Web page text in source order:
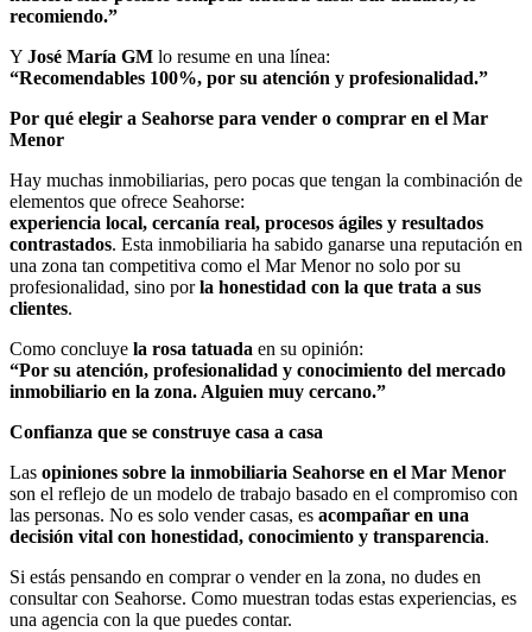
recomiendo.”
Y José María GM lo resume en una línea:
“Recomendables 100%, por su atención y profesionalidad.”
Por qué elegir a Seahorse para vender o comprar en el Mar
Menor
Hay muchas inmobiliarias, pero pocas que tengan la combinación de
elementos que ofrece Seahorse:
experiencia local, cercanía real, procesos ágiles y resultados
contrastados. Esta inmobiliaria ha sabido ganarse una reputación en
una zona tan competitiva como el Mar Menor no solo por su
profesionalidad, sino porla honestidad con la que trata a sus
clientes.
Como concluye la rosa tatuada en su opinión:
“Por su atención, profesionalidad y conocimiento del mercado
inmobiliario en la zona. Alguien muy cercano.”
Confianza que se construye casa a casa
Las opiniones sobre la inmobiliaria Seahorse en el Mar Menor
son el reflejo de un modelo de trabajo basado en el compromiso con
las personas. No es solo vender casas, es acompañar en una
decisión vital con honestidad, conocimiento y transparencia.
Si estás pensando en comprar o vender en la zona, no dudes en
consultar con Seahorse. Como muestran todas estas experiencias, es
una agencia con la que puedes contar.